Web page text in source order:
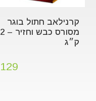
קרנילאב חתול בוגר
מסורס כבש וחזיר – 2
ק״ג
129